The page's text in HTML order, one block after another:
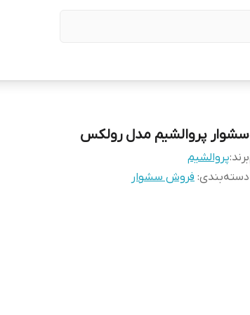
سشوار پروالشیم مدل رولکس
برند:پروالشیم
دسته‌بندی: فروش سشوار